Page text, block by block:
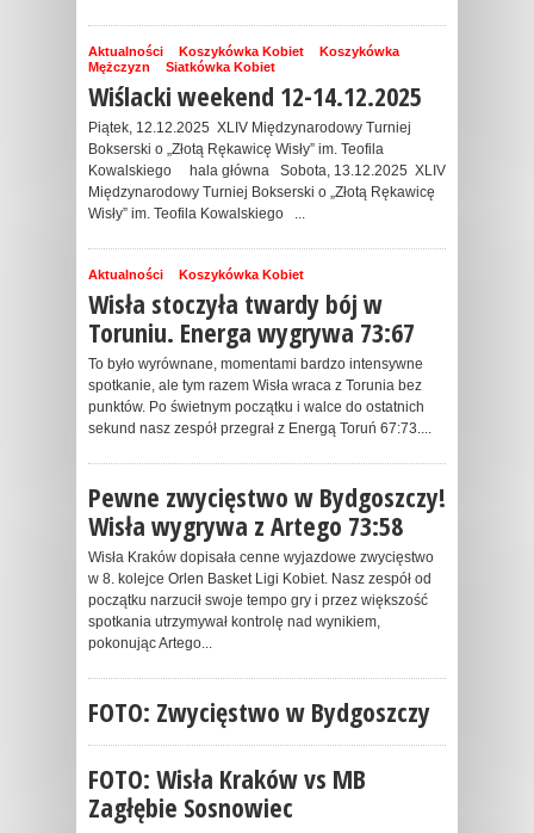
Aktualności Koszykówka Kobiet
Koszykówka
Mężczyzn
Siatkówka Kobiet
Wiślacki weekend 12-14.12.2025
Piątek, 12.12.2025 XLIV Międzynarodowy Turniej
Bokserski o „Złotą Rękawicę Wisły” im. Teofila
Kowalskiego hala główna Sobota, 13.12.2025 XLIV
Międzynarodowy Turniej Bokserski o „Złotą Rękawicę
Wisły” im. Teofila Kowalskiego ...
Aktualności Koszykówka Kobiet
Wisła stoczyła twardy bój w
Toruniu. Energa wygrywa 73:67
To było wyrównane, momentami bardzo intensywne
spotkanie, ale tym razem Wisła wraca z Torunia bez
punktów. Po świetnym początku i walce do ostatnich
sekund nasz zespół przegrał z Energą Toruń 67:73....
Pewne zwycięstwo w Bydgoszczy!
Wisła wygrywa z Artego 73:58
Wisła Kraków dopisała cenne wyjazdowe zwycięstwo
w 8. kolejce Orlen Basket Ligi Kobiet. Nasz zespół od
początku narzucił swoje tempo gry i przez większość
spotkania utrzymywał kontrolę nad wynikiem,
pokonując Artego...
FOTO: Zwycięstwo w Bydgoszczy
FOTO: Wisła Kraków vs MB
Zagłębie Sosnowiec